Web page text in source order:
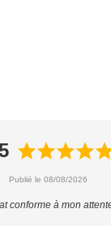
Publié le 08/08/2026
conforme à mon